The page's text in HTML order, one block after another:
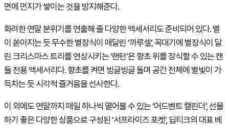
면에 먼지가 쌓이는 것을 방지해준다.
화려한 연말 분위기를 연출해 줄 다양한 액세서리도 준비되어 있다. 별
이 쏟아지는 듯 무수한 별장식이 매달린 ‘까루셀’, 꼭대기에 별장식이 달
린 크리스마스 트리를 연상시키는 ‘랜턴’은 향초 위를 장식할 수 있는 캔
들 전용 액세서리다. 향초를 켜면 빙글빙글 돌며 공간 전체에 별빛이 가
득차는 듯 시각적 즐거움을 선사한다.
이 외에도 연말까지 매일 하나씩 열어볼 수 있는 ‘어드벤트 캘린더’, 선물
하기 좋은 다양한 상품으로 구성된 ‘서프라이즈 포켓’, 딥티크의 대표 베